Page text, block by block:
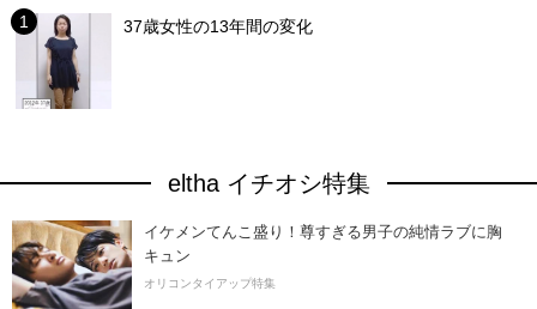
37歳女性の13年間の変化
eltha イチオシ特集
イケメンてんこ盛り！尊すぎる男子の純情ラブに胸
キュン
オリコンタイアップ特集